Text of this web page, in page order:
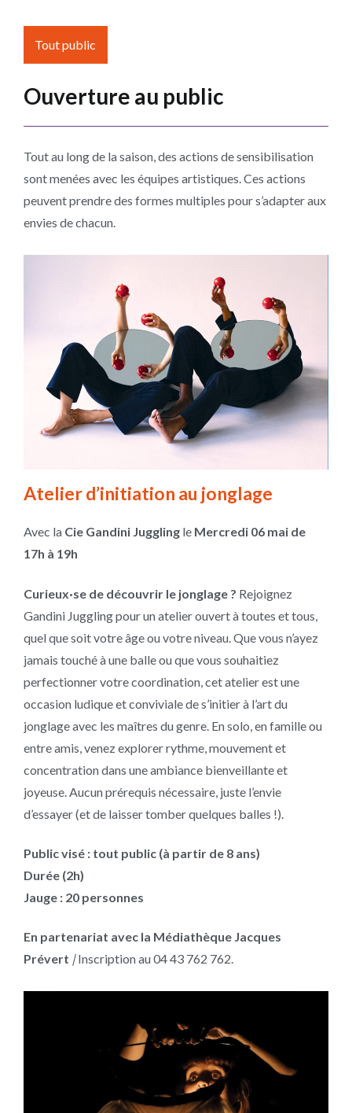
Tout public
Ouverture au public
Tout au long de la saison, des actions de sensibilisation
sont menées avec les équipes artistiques. Ces actions
peuvent prendre des formes multiples pour s’adapter aux
envies de chacun.
Atelier d’initiation au jonglage
Avec la Cie Gandini Juggling le Mercredi 06 mai de
17h à 19h
Curieux·se de découvrir le jonglage ? Rejoignez
Gandini Juggling pour un atelier ouvert à toutes et tous,
quel que soit votre âge ou votre niveau. Que vous n’ayez
jamais touché à une balle ou que vous souhaitiez
perfectionner votre coordination, cet atelier est une
occasion ludique et conviviale de s’initier à l’art du
jonglage avec les maîtres du genre. En solo, en famille ou
entre amis, venez explorer rythme, mouvement et
concentration dans une ambiance bienveillante et
joyeuse. Aucun prérequis nécessaire, juste l’envie
d’essayer (et de laisser tomber quelques balles !).
Public visé : tout public (à partir de 8 ans)
Durée (2h)
Jauge : 20 personnes
En partenariat avec la Médiathèque Jacques
Prévert |Inscription au 04 43 762 762.